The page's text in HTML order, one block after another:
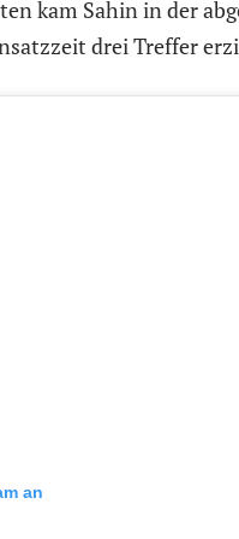
kam Sahin in der
drei Treffer
an